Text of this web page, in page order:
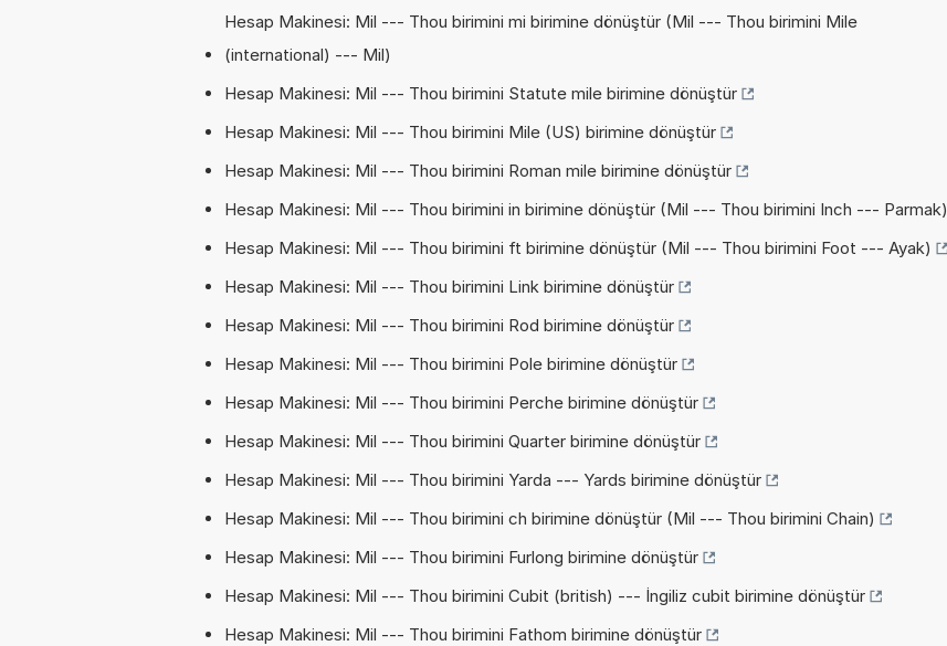
Hesap Makinesi: Mil --- Thou birimini mi birimine dönüştür (Mil --- Thou birimini Mile
(international) --- Mil)
Hesap Makinesi: Mil --- Thou birimini Statute mile birimine dönüştür
Hesap Makinesi: Mil --- Thou birimini Mile (US) birimine dönüştür
Hesap Makinesi: Mil --- Thou birimini Roman mile birimine dönüştür
Hesap Makinesi: Mil --- Thou birimini in birimine dönüştür (Mil --- Thou birimini Inch --- Parmak)
Hesap Makinesi: Mil --- Thou birimini ft birimine dönüştür (Mil --- Thou birimini Foot --- Ayak)
Hesap Makinesi: Mil --- Thou birimini Link birimine dönüştür
Hesap Makinesi: Mil --- Thou birimini Rod birimine dönüştür
Hesap Makinesi: Mil --- Thou birimini Pole birimine dönüştür
Hesap Makinesi: Mil --- Thou birimini Perche birimine dönüştür
Hesap Makinesi: Mil --- Thou birimini Quarter birimine dönüştür
Hesap Makinesi: Mil --- Thou birimini Yarda --- Yards birimine dönüştür
Hesap Makinesi: Mil --- Thou birimini ch birimine dönüştür (Mil --- Thou birimini Chain)
Hesap Makinesi: Mil --- Thou birimini Furlong birimine dönüştür
Hesap Makinesi: Mil --- Thou birimini Cubit (british) --- İngiliz cubit birimine dönüştür
Hesap Makinesi: Mil --- Thou birimini Fathom birimine dönüştür